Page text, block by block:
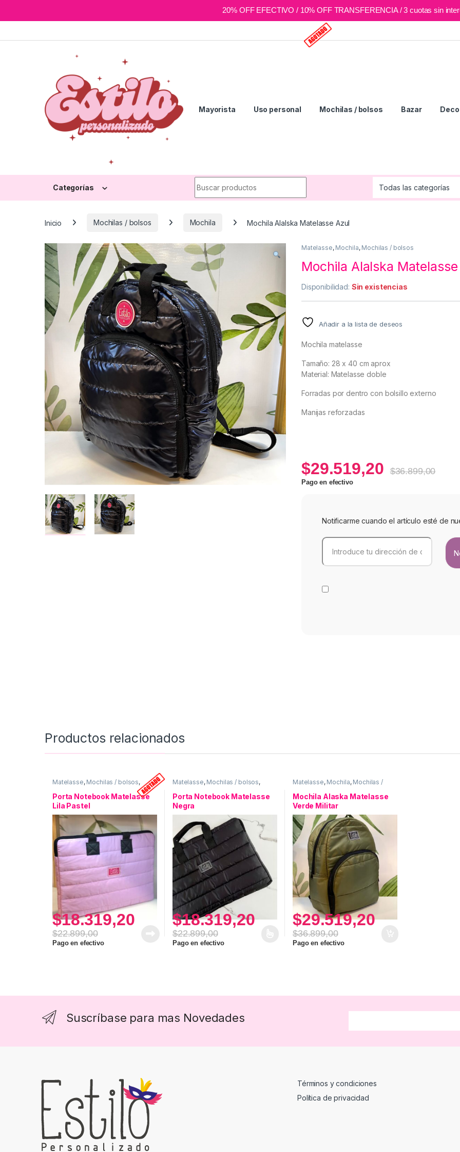
20% OFF EFECTIVO / 10% OFF TRANSFERENCIA / 3 cuotas sin
Mayorista Uso personal Mochilas / bolsos Bazar
Categorías
Inicio Mochilas / bolsos Mochila Mochila Alalska Matelasse Azul
Matelasse, Mochila, Mochilas / bolsos
Mochila Alalska
Disponibilidad: Sin existencias
Añadir a la lista de deseos
Mochila matelasse
Tamaño: 28 x 40 cm aprox
Material: Matelasse doble
Forradas por dentro con bolsillo externo
Manijas reforzadas
$29.519,20 $36.899,00
Pago en efectivo
Notificarme cuando el artículo esté de
Productos relacionados
Matelasse, Mochilas / bolsos,
Porta Notebook Matelasse
Lila Pastel
$18.319,20
$22.899,00
Pago en efectivo
Matelasse, Mochilas / bolsos,
Porta Notebook Matelasse
Negra
$18.319,20
$22.899,00
Pago en efectivo
Este producto tiene múltiples variantes. Las opciones se pueden elegir en la página
Matelasse, Mochila, Mochilas /
Mochila Alaska Matelasse
Verde Militar
$29.519,20
$36.899,00
Pago en efectivo
Suscríbase para mas Novedades
Términos y condiciones
Política de privacidad